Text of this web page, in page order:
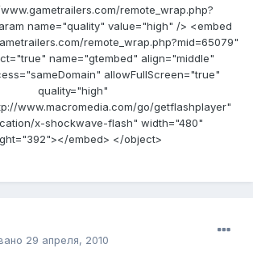
remote_wrap.php?
name="quality" value="high" /> <embed
remote_wrap.php?mid=65079"
name="gtembed" align="middle"
allowFullScreen="true"
quality="high"
www.macromedia.com/go/getflashplayer"
x-shockwave-flash" width="480"
embed> </object>
29 апреля, 2010